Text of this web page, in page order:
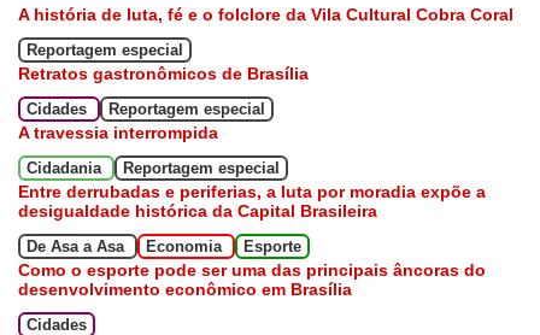
A história de luta, fé e o folclore da Vila Cultural Cobra Coral
Reportagem especial
Retratos gastronômicos de Brasília
Cidades Reportagem especial
A travessia interrompida
Cidadania Reportagem especial
Entre derrubadas e periferias, a luta por moradia expõe a
desigualdade histórica da Capital Brasileira
De Asa a Asa Economia Esporte
Como o esporte pode ser uma das principais âncoras do
desenvolvimento econômico em Brasília
Cidades